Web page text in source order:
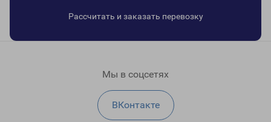
Рассчитать и заказать перевозку
Мы в соцсетях
ВКонтакте